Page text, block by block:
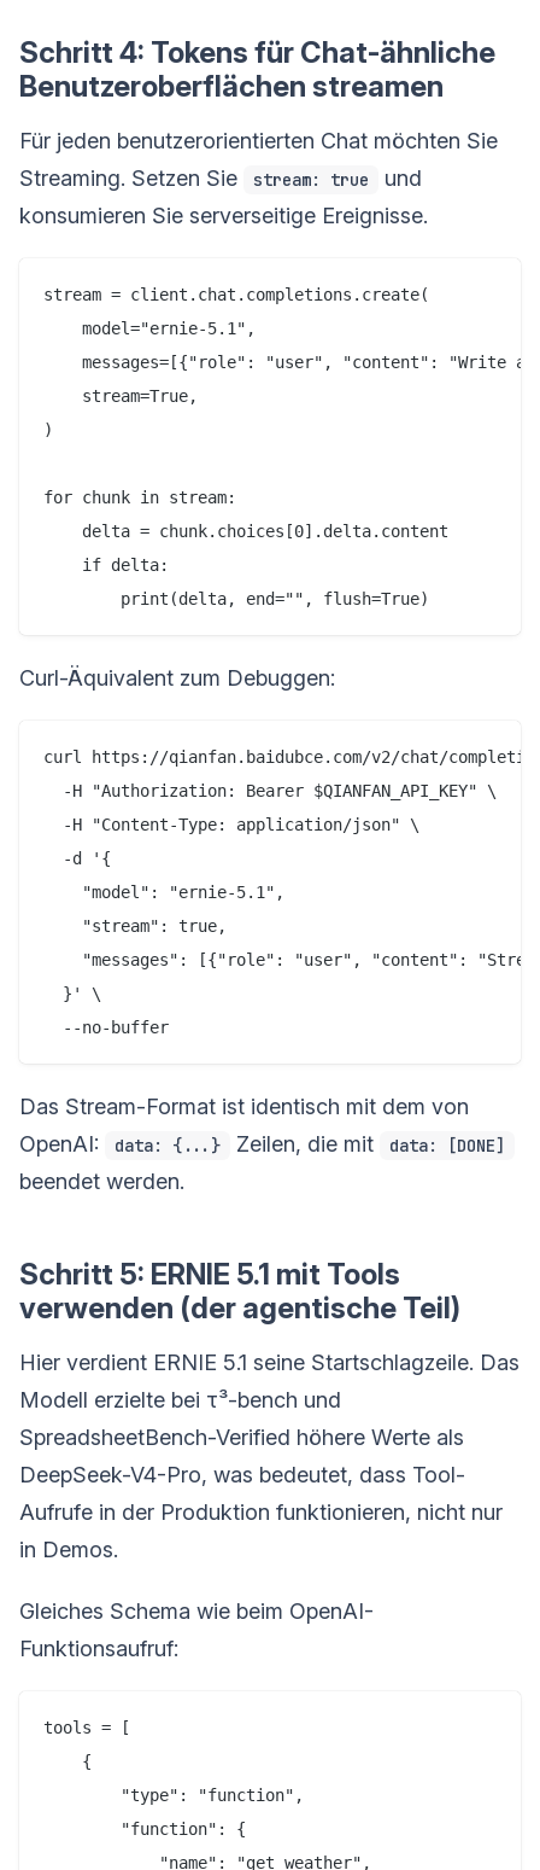
Schritt 4: Tokens für Chat-ähnliche
Benutzeroberflächen streamen
Für jeden benutzerorientierten Chat möchten Sie
Streaming. Setzen Sie
stream: true
und
konsumieren Sie serverseitige Ereignisse.
stream = client.chat.completions.create(
    model="ernie-5.1",
messages=[{"role": "user", "content": "Write a
    stream=True,
)
for chunk in stream:
    delta = chunk.choices[0].delta.content
    if delta:
Curl-Äquivalent zum Debuggen:
curl https://qianfan.baidubce.com/v2/chat/
  -H "Authorization: Bearer $QIANFAN_API_KEY" \
  -H "Content-Type: application/json" \
  -d '{
    "model": "ernie-5.1",
    "stream": true,
"messages": [{"role": "user", "content":
  }' \
Das Stream-Format ist identisch mit dem von
OpenAI:
data: {...} Zeilen, die mit data: [DONE]
beendet werden.
Schritt 5: ERNIE 5.1 mit Tools
verwenden (der agentische Teil)
Hier verdient ERNIE 5.1 seine Startschlagzeile. Das
Modell erzielte bei τ³-bench und
SpreadsheetBench-Verified höhere Werte als
DeepSeek-V4-Pro, was bedeutet, dass Tool-
Aufrufe in der Produktion funktionieren, nicht nur
in Demos.
Gleiches Schema wie beim OpenAI-
Funktionsaufruf:
tools = [
    {
        "type": "function",
        "function": {
            "name": "get_weather",